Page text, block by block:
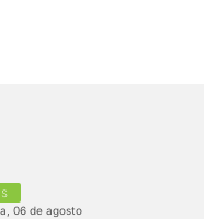
06 de agosto